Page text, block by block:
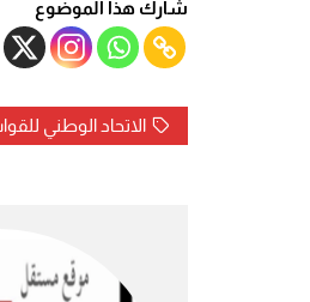
شارك هذا الموضوع
الاتحاد الوطني